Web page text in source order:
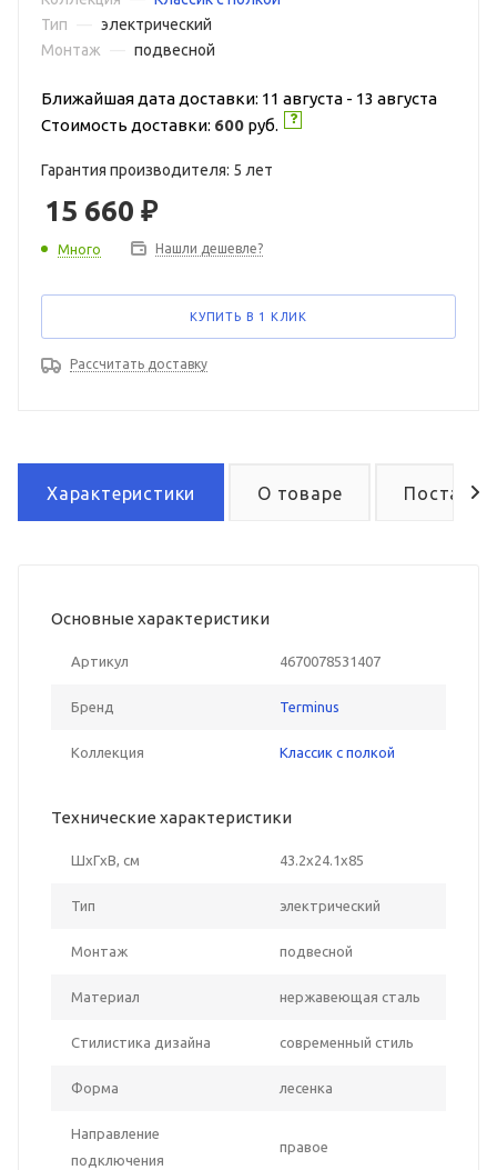
Тип
электрический
Монтаж
подвесной
Ближайшая дата доставки: 11 августа - 13 августа
Стоимость доставки: 600 руб.
Гарантия производителя: 5 лет
15 660 ₽
Много Нашли дешевле?
КУПИТЬ В 1 КЛИК
Рассчитать доставку
Характеристики О товаре Поставка
Основные характеристики
Артикул 4670078531407
Бренд Terminus
Коллекция Классик с полкой
Технические характеристики
ШxГxВ, см 43.2x24.1x85
Тип электрический
Монтаж подвесной
Материал нержавеющая сталь
Стилистика дизайна современный стиль
Форма лесенка
Направление
подключения
правое